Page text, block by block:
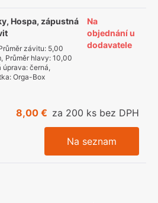
Hospa, zápustná
závitu: 5,00
, Průměr hlavy: 10,00
úprava: černá,
: Orga-Box
Na
objednání u
dodavatele
8,00 € za 200 ks bez DPH
Na seznam